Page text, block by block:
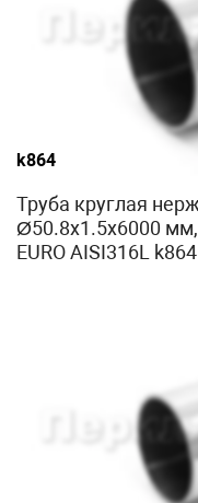
k864
Труба круглая
Ø50.8х1.5х6000 мм,
EURO AISI316L k864